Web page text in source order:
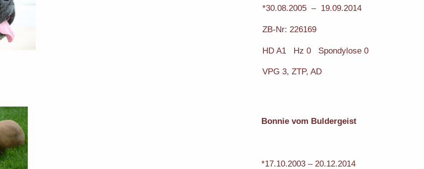
*30.08.2005 – 19.09.2014
ZB-Nr: 226169
HD A1 Hz 0 Spondylose 0
VPG 3, ZTP, AD
Bonnie vom Buldergeist
*17.10.2003 – 20.12.2014